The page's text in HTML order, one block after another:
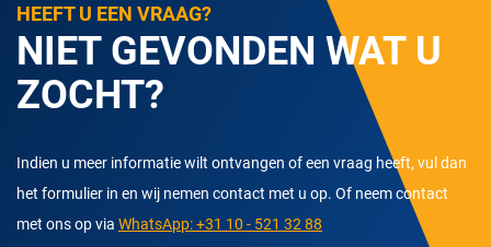
HEEFT U EEN VRAAG?
NIET GEVONDEN WAT U
ZOCHT?
Indien u meer informatie wilt ontvangen of een vraag heeft, vul dan
het formulier in en wij nemen contact met u op. Of neem contact
met ons op via WhatsApp: +31 10 - 521 32 88